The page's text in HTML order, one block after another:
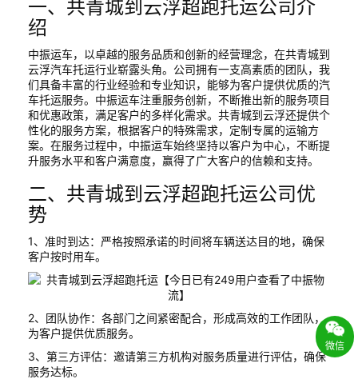
一、共青城到云浮超跑托运公司介
绍
中振运车，以卓越的服务品质和创新的经营理念，在共青城到
云浮汽车托运行业崭露头角。公司拥有一支高素质的团队，我
们具备丰富的行业经验和专业知识，能够为客户提供优质的汽
车托运服务。中振运车注重服务创新，不断推出新的服务项目
和优惠政策，满足客户的多样化需求。共青城到云浮还提供个
性化的服务方案，根据客户的特殊需求，定制专属的运输方
案。在服务过程中，中振运车始终坚持以客户为中心，不断提
升服务水平和客户满意度，赢得了广大客户的信赖和支持。
二、共青城到云浮超跑托运公司优
势
1、准时到达：严格按照承诺的时间将车辆送达目的地，确保
客户按时用车。
2、团队协作：各部门之间紧密配合，形成高效的工作团队，
为客户提供优质服务。
3、第三方评估：邀请第三方机构对服务质量进行评估，确保
服务达标。
微信